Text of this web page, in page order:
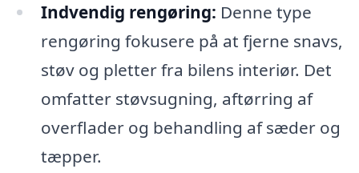
Indvendig rengøring: Denne type
rengøring fokusere på at fjerne snavs,
støv og pletter fra bilens interiør. Det
omfatter støvsugning, aftørring af
overflader og behandling af sæder og
tæpper.